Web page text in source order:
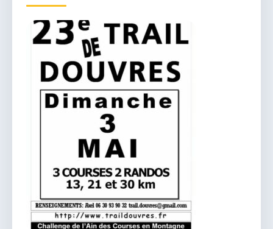
Démarches & Vie pratique
Vie locale & Associations
Découvrir la commune
JEUDI 6 AOÛT 2026
Secrétariat ouvert
Lundi, mardi, jeudi, vendredi de 8h30 à 12h et